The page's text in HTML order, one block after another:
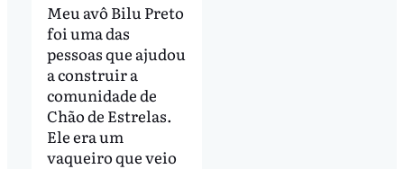
Meu avô Bilu Preto
foi uma das
pessoas que ajudou
a construir a
comunidade de
Chão de Estrelas.
Ele era um
vaqueiro que veio